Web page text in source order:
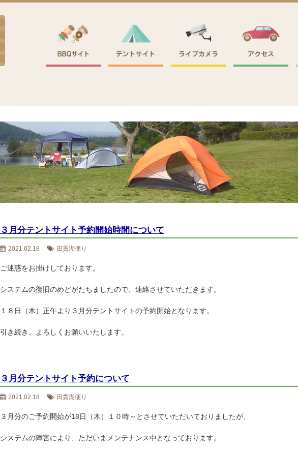
３月分テントサイト予約開始時間について
2021.02.18 田貫湖便り
ご迷惑をお掛けしております。
システムの復旧のめどがたちましたので、連絡させていただきます。
１８日（木）正午より３月分テントサイトの予約開始となります。
引き続き、よろしくお願いいたします。
３月分テントサイト予約について
2021.02.18 田貫湖便り
３月分のご予約開始が18日（木）１０時～とさせていただいておりましたが、
システムの障害により、ただいまメンテナンス中となっております。